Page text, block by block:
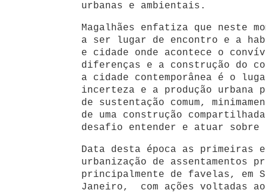
urbanas e ambientais.
Magalhães enfatiza que neste
a ser lugar de encontro e a
e cidade onde acontece o
diferenças e a construção do
a cidade contemporânea é o
incerteza e a produção urbana
de sustentação comum,
de uma construção
desafio entender e atuar
Data desta época as primeiras
urbanização de assentamentos
principalmente de favelas, em
Janeiro, com ações voltadas ao